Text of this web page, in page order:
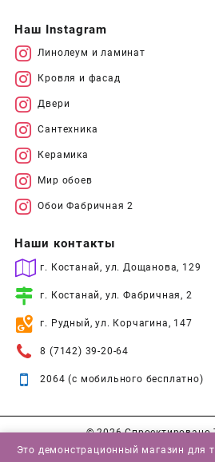
Наш Instagram
Линолеум и ламинат
Кровля и фасад
Двери
Сантехника
Керамика
Мир обоев
Обои Фабричная 2
Наши контакты
г. Костанай, ул. Дощанова, 129
г. Костанай, ул. Фабричная, 2
г. Рудный, ул. Корчагина, 147
8 (7142) 39-20-64
2064 (с мобильного бесплатно)
© 2026Спроектировано
Это демонстрационный магазин для